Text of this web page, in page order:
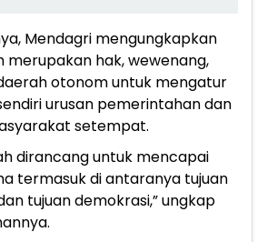
Mendagri mengungkapkan
merupakan hak, wewenang,
otonom untuk mengatur
urusan pemerintahan dan
setempat.
dirancang untuk mencapai
termasuk di antaranya tujuan
tujuan demokrasi,” ungkap